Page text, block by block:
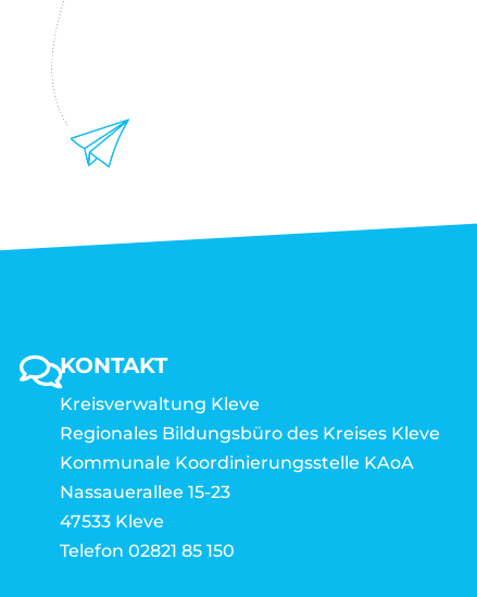
KONTAKT
Kreisverwaltung Kleve
Regionales Bildungsbüro des Kreises Kleve
Kommunale Koordinierungsstelle KAoA
Nassauerallee 15-23
47533 Kleve
Telefon 02821 85 150